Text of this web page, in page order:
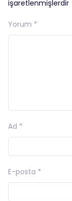
işaretlenmişlerdir
Yorum *
Ad *
E-posta *